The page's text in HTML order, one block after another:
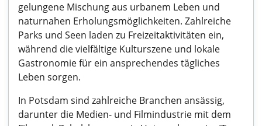
gelungene Mischung aus urbanem Leben und
naturnahen Erholungsmöglichkeiten. Zahlreiche
Parks und Seen laden zu Freizeitaktivitäten ein,
während die vielfältige Kulturszene und lokale
Gastronomie für ein ansprechendes tägliches
Leben sorgen.
In Potsdam sind zahlreiche Branchen ansässig,
darunter die Medien- und Filmindustrie mit dem